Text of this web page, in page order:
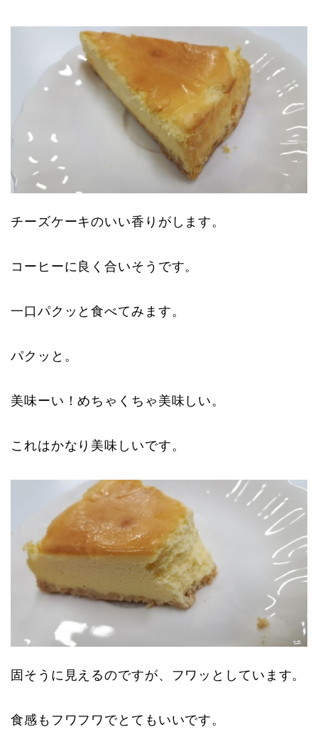
チーズケーキのいい香りがします。
コーヒーに良く合いそうです。
一口パクッと食べてみます。
パクッと。
美味ーい！めちゃくちゃ美味しい。
これはかなり美味しいです。
固そうに見えるのですが、フワッとしています。
食感もフワフワでとてもいいです。